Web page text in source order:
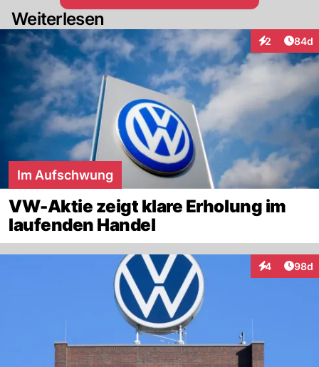
Weiterlesen
2
Interaktionen
84d
Im Aufschwung
VW-Aktie zeigt klare Erholung im
laufenden Handel
4
Interaktionen
98d